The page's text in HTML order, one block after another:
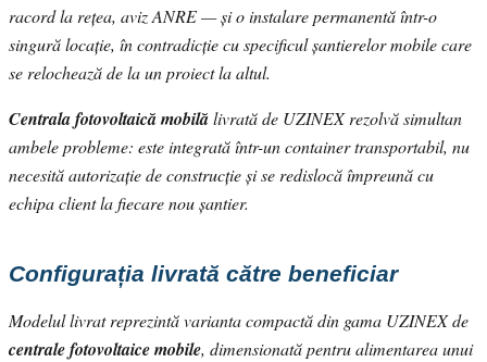
racord la rețea, aviz ANRE — și o instalare permanentă într-o
singură locație, în contradicție cu specificul șantierelor mobile care
se relochează de la un proiect la altul.
Centrala fotovoltaică mobilălivrată de UZINEX rezolvă simultan
ambele probleme: este integrată într-un container transportabil, nu
necesită autorizație de construcție și se redislocă împreună cu
echipa client la fiecare nou șantier.
Configurația livrată către beneficiar
Modelul livrat reprezintă varianta compactă din gama UZINEX de
centrale fotovoltaice mobile, dimensionată pentru alimentarea unui